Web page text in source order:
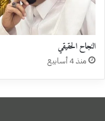
النجاح الحقيقي
منذ 4 أسابيع